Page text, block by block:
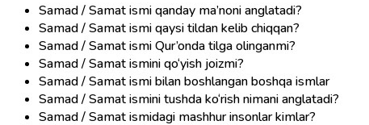
Samad / Samat ismi qanday ma’noni anglatadi?
Samad / Samat ismi qaysi tildan kelib chiqqan?
Samad / Samat ismi Qur’onda tilga olinganmi?
Samad / Samat ismini qo‘yish joizmi?
Samad / Samat ismi bilan boshlangan boshqa ismlar
Samad / Samat ismini tushda ko‘rish nimani anglatadi?
Samad / Samat ismidagi mashhur insonlar kimlar?